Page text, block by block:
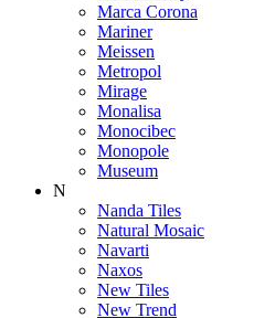
Marca Corona
Mariner
Meissen
Metropol
Mirage
Monalisa
Monocibec
Monopole
Museum
N
Nanda Tiles
Natural Mosaic
Navarti
Naxos
New Tiles
New Trend